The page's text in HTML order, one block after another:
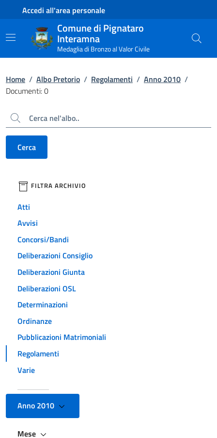
Contenuto principale
Piede di paginaAccedi all'area personale
Comune di Pignataro
Interamna
Medaglia di Bronzo al Valor Civile
Home / Albo Pretorio / Regolamenti / Anno 2010 /
Documenti: 0
Cerca
Cerca
filtri da applicare
FILTRA ARCHIVIO
Atti
Avvisi
Concorsi/Bandi
Deliberazioni Consiglio
Deliberazioni Giunta
Deliberazioni OSL
Determinazioni
Ordinanze
Pubblicazioni Matrimoniali
Regolamenti
Varie
Anno 2010
Mese